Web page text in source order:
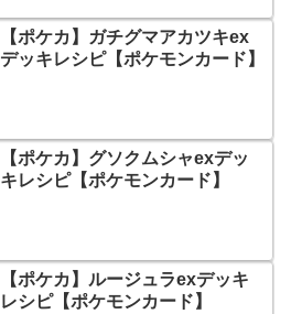
【ポケカ】ガチグマアカツキex
デッキレシピ【ポケモンカード】
【ポケカ】グソクムシャexデッ
キレシピ【ポケモンカード】
【ポケカ】ルージュラexデッキ
レシピ【ポケモンカード】